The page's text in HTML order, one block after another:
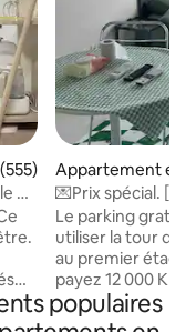
moyenne sur la
de
Appartement en
⋅ Jongno 1(il)-ga,
💌Prix spécial.
gratuit#Arrivée
Le parking gratuit
utiliser la tour de
au premier étage du
payez 12 000
la voiture après
rembourserai
populaires